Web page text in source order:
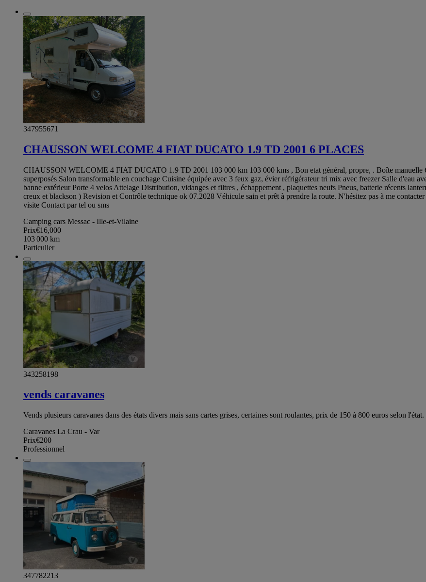
347955671
CHAUSSON WELCOME 4 FIAT DUCATO 1.9 TD 2001 6 PLACES
CHAUSSON WELCOME 4 FIAT DUCATO 1.9 TD 2001 103 000 km 103 000 kms , Bon etat général, propre, . Boîte manuelle
superposés Salon transformable en couchage Cuisine équipée avec 3 feux gaz, évier réfrigérateur tri mix avec freezer Salle d'eau
banne extérieur Porte 4 velos Attelage Distribution, vidanges et filtres , échappement , plaquettes neufs Pneus, batterie récents
creux et blackson ) Revision et Contrôle technique ok 07.2028 Véhicule sain et prêt à prendre la route. N'hésitez pas à me
visite Contact par tel ou sms
Camping cars Messac - Ille-et-Vilaine
Prix€16,000
103 000 km
Particulier
343258198
vends caravanes
Vends plusieurs caravanes dans des états divers mais sans cartes grises, certaines sont roulantes, prix de 150 à 800 euros selon l'état.
Caravanes La Crau - Var
Prix€200
Professionnel
347782213